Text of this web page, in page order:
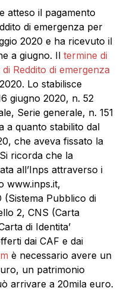
atteso il pagamento
di emergenza per
2020 e ha ricevuto il
a giugno. Il termine di
Reddito di emergenza
Lo stabilisce
giugno 2020, n. 52
Serie generale, n. 151
a quanto stabilito dal
che aveva fissato la
ricorda che la
all’Inps attraverso i
www.inps.it,
Pubblico di
2, CNS (Carta
di Identita’
dai CAF e dai
è necessario avere un
un patrimonio
arrivare a 20mila euro.